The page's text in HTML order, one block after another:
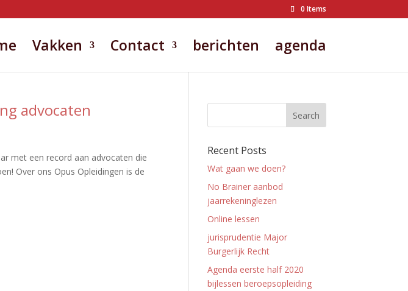
0 Items
Vakken Contact berichten agenda
advocaten
met een record aan advocaten die
Over ons Opus Opleidingen is de
Recent Posts
Wat gaan we doen?
No Brainer aanbod
jaarrekeninglezen
Online lessen
jurisprudentie Major
Burgerlijk Recht
Agenda eerste half 2020
bijlessen beroepsopleiding